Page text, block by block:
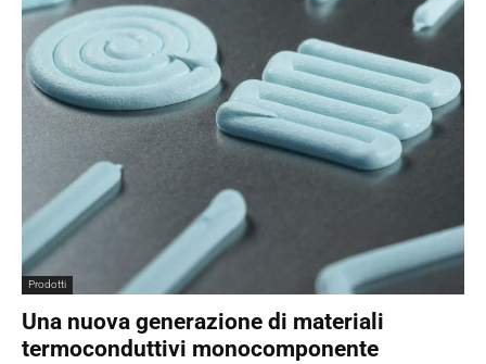
Prodotti
Una nuova generazione di materiali
termoconduttivi monocomponente